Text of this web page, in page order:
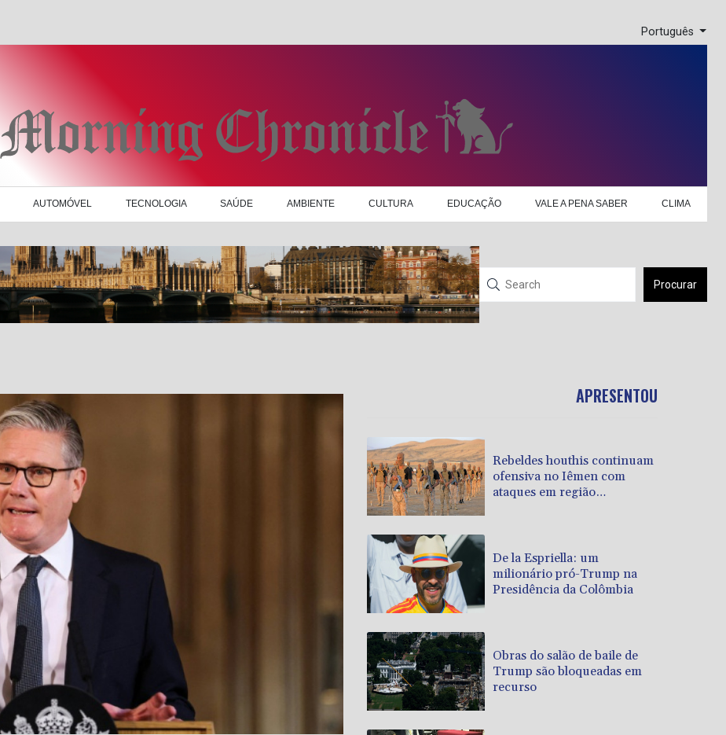
Português
AUTOMÓVEL TECNOLOGIA SAÚDE AMBIENTE CULTURA EDUCAÇÃO VALE A PENA SABER CLIMA
Procurar
APRESENTOU
Rebeldes houthis continuam
ofensiva no Iêmen com
ataques em região
De la Espriella: um
milionário pró-Trump na
Presidência da Colômbia
Obras do salão de baile de
Trump são bloqueadas em
recurso